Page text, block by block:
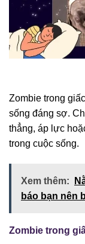
Zombie trong
sống đáng sợ.
thẳng, áp lực
trong cuộc sống.
Xem thêm:
báo bạn nên
Zombie trong